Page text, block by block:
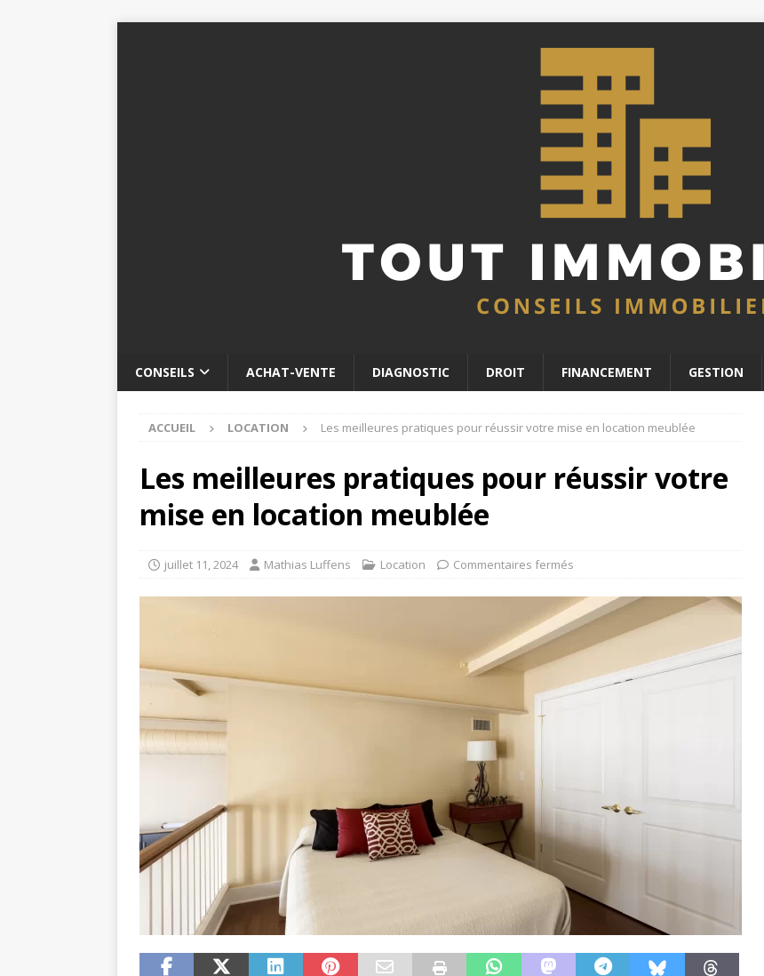
CONSEILS ACHAT-VENTE DIAGNOSTIC DROIT FINANCEMENT GESTION
ACCUEIL LOCATION Les meilleures pratiques pour réussir votre mise en location meublée
Les meilleures pratiques pour réussir votre
mise en location meublée
juillet 11, 2024 Mathias Luffens Location Commentaires fermés